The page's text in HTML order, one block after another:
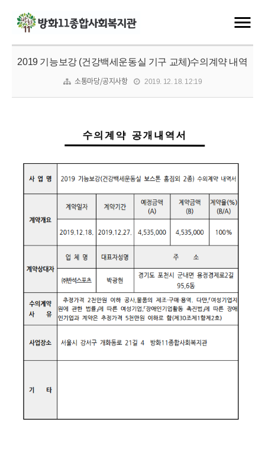
2019 기능보강 (건강백세운동실 기구 교체)수의계약 내역
소통마당/공지사항 2019. 12. 18. 12:19